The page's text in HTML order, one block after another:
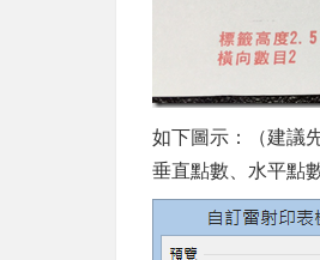
如下圖示：（建議
垂直點數、水平點數